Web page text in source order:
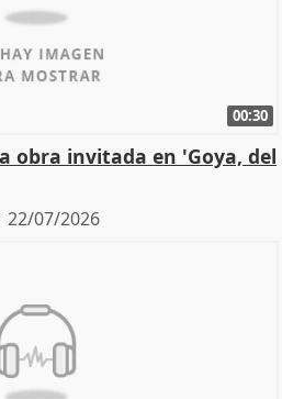
00:30
obra invitada en 'Goya, del
22/07/2026